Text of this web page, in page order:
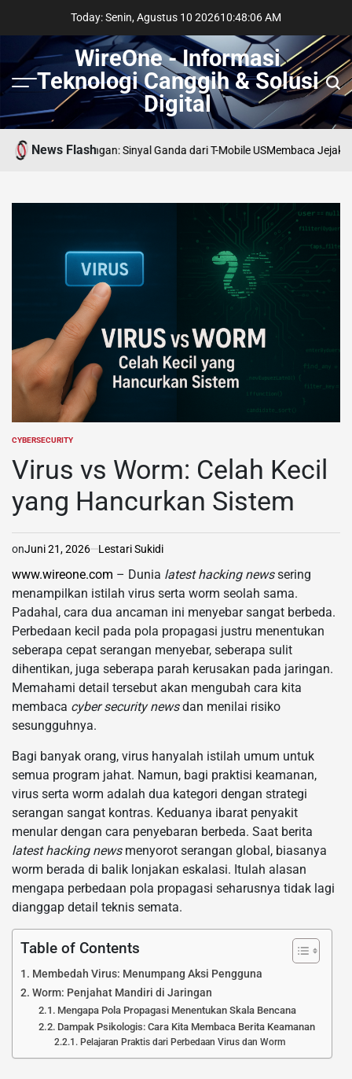
content
Today: Senin, Agustus 10 202610:48:07AM
Menu
WireOne - Informasi
Teknologi Canggih & Solusi
Digital
News Flash
di Persimpangan: Sinyal Ganda dari T-Mobile USMembaca Jejak AI di
POSTED
CYBERSECURITY
Virus vs Worm: Celah Kecil
yang Hancurkan Sistem
onJuni 21, 2026 Lestari Sukidi
www.wireone.com – Dunia latest hacking newssering
menampilkan istilah virus serta worm seolah sama.
Padahal, cara dua ancaman ini menyebar sangat berbeda.
Perbedaan kecil pada pola propagasi justru menentukan
seberapa cepat serangan menyebar, seberapa sulit
dihentikan, juga seberapa parah kerusakan pada jaringan.
Memahami detail tersebut akan mengubah cara kita
membaca cyber security newsdan menilai risiko
sesungguhnya.
Bagi banyak orang, virus hanyalah istilah umum untuk
semua program jahat. Namun, bagi praktisi keamanan,
virus serta worm adalah dua kategori dengan strategi
serangan sangat kontras. Keduanya ibarat penyakit
menular dengan cara penyebaran berbeda. Saat berita
latest hacking newsmenyorot serangan global, biasanya
worm berada di balik lonjakan eskalasi. Itulah alasan
mengapa perbedaan pola propagasi seharusnya tidak lagi
dianggap detail teknis semata.
Table of Contents
Membedah Virus: Menumpang Aksi Pengguna
Worm: Penjahat Mandiri di Jaringan
Mengapa Pola Propagasi Menentukan Skala Bencana
Dampak Psikologis: Cara Kita Membaca Berita Keamanan
Pelajaran Praktis dari Perbedaan Virus dan Worm